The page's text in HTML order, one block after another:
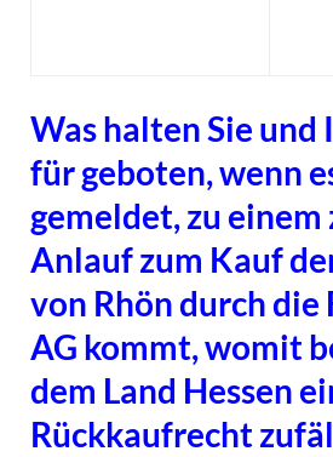
Was halten Sie und
für geboten, wenn
gemeldet, zu
Anlauf zum Kauf
von Rhön durch die
AG kommt, womit
dem Land Hessen
Rückkaufrecht